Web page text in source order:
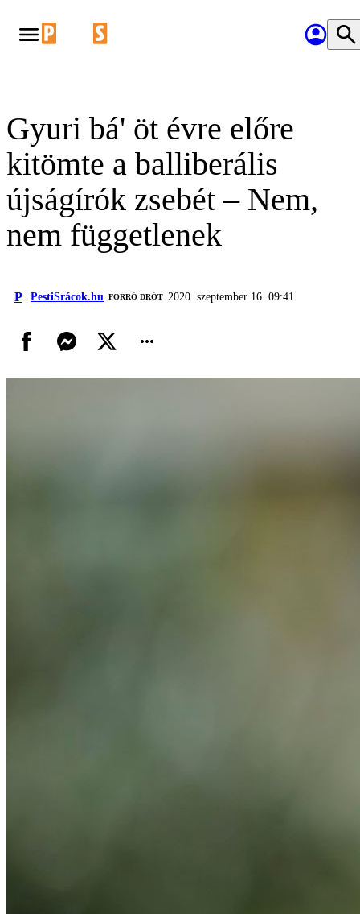
Gyuri bá' öt évre előre
kitömte a balliberális
újságírók zsebét – Nem,
nem függetlenek
P PestiSrácok.hu FORRÓ DRÓT 2020. szeptember 16. 09:41